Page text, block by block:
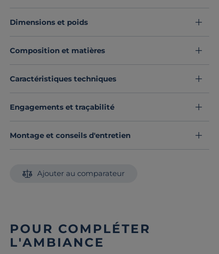
rangement pratique grâce à son coffre intégré sous
l'assise.
fonctionnalité à votre espace extérieur.
Profitez de moments de détente tout en ayant tout ce
dont vous avez besoin à portée de main avec le banc
Découvrez toute notre sélection :
Dimensions et poids
Composition et matières
Caractéristiques techniques
Engagements et traçabilité
Montage et conseils d'entretien
Ajouter au comparateur
POUR COMPLÉTER
L'AMBIANCE